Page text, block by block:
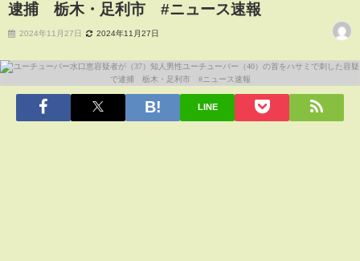
逮捕 栃木・足利市 #ニュース速報
2024年11月27日 2024年11月27日
LINE